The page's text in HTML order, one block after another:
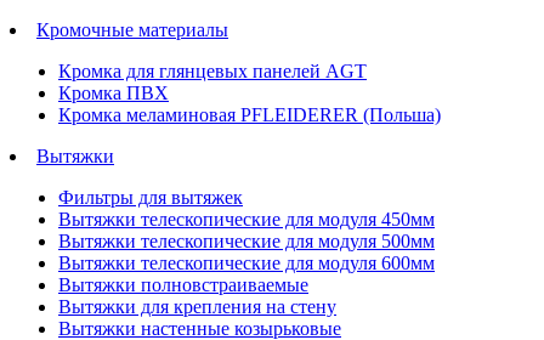
Кромочные материалы
Кромка для глянцевых панелей AGT
Кромка ПВХ
Кромка меламиновая PFLEIDERER (Польша)
Вытяжки
Фильтры для вытяжек
Вытяжки телескопические для модуля 450мм
Вытяжки телескопические для модуля 500мм
Вытяжки телескопические для модуля 600мм
Вытяжки полновстраиваемые
Вытяжки для крепления на стену
Вытяжки настенные козырьковые